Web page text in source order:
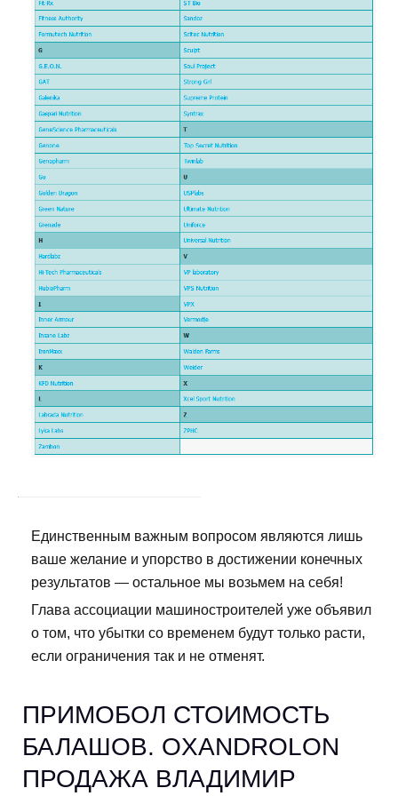
Единственным важным вопросом являются лишь
ваше желание и упорство в достижении конечных
результатов — остальное мы возьмем на себя!
Глава ассоциации машиностроителей уже объявил
о том, что убытки со временем будут только расти,
если ограничения так и не отменят.
ПРИМОБОЛ СТОИМОСТЬ
БАЛАШОВ. OXANDROLON
ПРОДАЖА ВЛАДИМИР